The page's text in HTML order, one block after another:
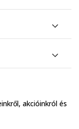
akcióinkról és